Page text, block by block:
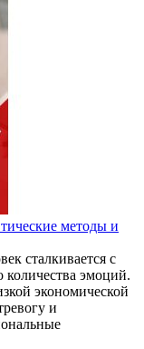
методы и
сталкивается с
эмоций.
экономической
и